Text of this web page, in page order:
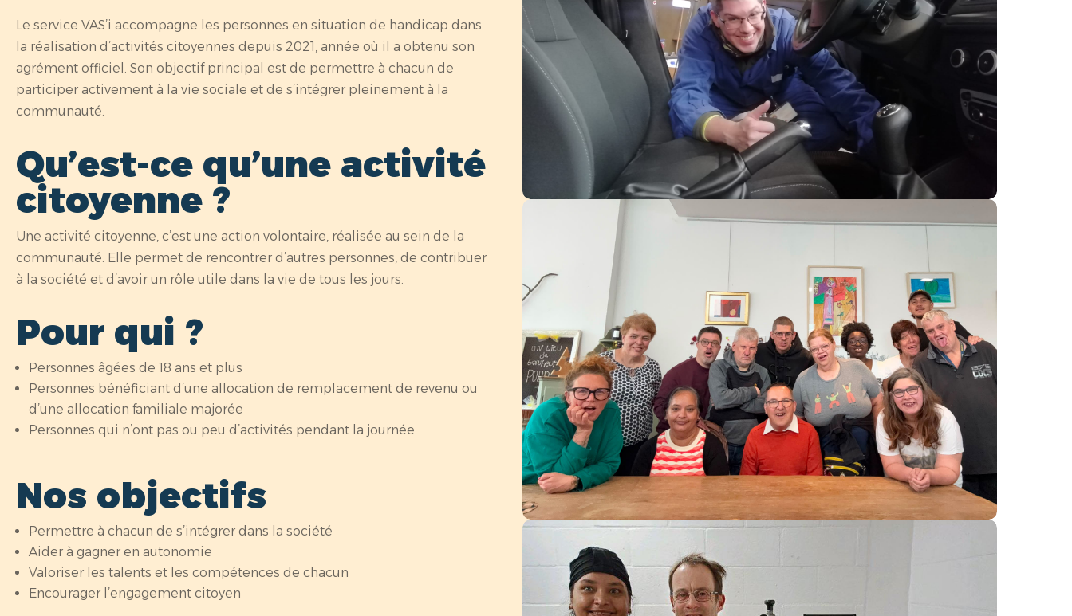
Le service VAS’i accompagne les personnes en situation de handicap dans
la réalisation d’activités citoyennes depuis 2021, année où il a obtenu son
agrément officiel. Son objectif principal est de permettre à chacun de
participer activement à la vie sociale et de s’intégrer pleinement à la
communauté.
Qu’est-ce qu’une activité
citoyenne ?
Une activité citoyenne, c’est une action volontaire, réalisée au sein de la
communauté. Elle permet de rencontrer d’autres personnes, de contribuer
à la société et d’avoir un rôle utile dans la vie de tous les jours.
Pour qui ?
Personnes âgées de 18 ans et plus
Personnes bénéficiant d’une allocation de remplacement de revenu ou
d’une allocation familiale majorée
Personnes qui n’ont pas ou peu d’activités pendant la journée
Nos objectifs
Permettre à chacun de s’intégrer dans la société
Aider à gagner en autonomie
Valoriser les talents et les compétences de chacun
Encourager l’engagement citoyen